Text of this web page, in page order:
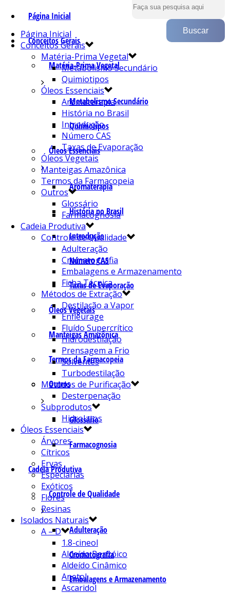
Página Inicial
Conceitos Gerais
Matéria-Prima Vegetal
Metabolismo Secundário
Quimiotipos
Óleos Essenciais
Aromaterapia
História no Brasil
Introdução
Número CAS
Taxas de Evaporação
Óleos Vegetais
Manteigas Amazônica
Termos da Farmacopeia
Outros
Glossário
Farmacognosia
Cadeia Produtiva
Controle de Qualidade
Adulteração
Cromatografia
Embalagens e Armazenamento
Página Inicial
Conceitos Gerais
Matéria-Prima Vegetal
Metabolismo Secundário
Quimiotipos
Óleos Essenciais
Aromaterapia
História no Brasil
Introdução
Número CAS
Taxas de Evaporação
Óleos Vegetais
Manteigas Amazônica
Termos da Farmacopeia
Outros
Glossário
Farmacognosia
Cadeia Produtiva
Controle de Qualidade
Adulteração
Cromatografia
Embalagens e Armazenamento
Ficha Técnica
Métodos de Extração
Destilação a Vapor
Enfleurage
Fluído Supercrítico
Hidrodestilação
Prensagem a Frio
Solventes
Turbodestilação
Métodos de Purificação
Desterpenação
Subprodutos
Hidrolatos
Óleos Essenciais
Árvores
Cítricos
Ervas
Especiarias
Exóticos
Flores
Resinas
Isolados Naturais
A – D
1.8-cineol
Aldeído Benzóico
Aldeído Cinâmico
Anetol
Ascaridol